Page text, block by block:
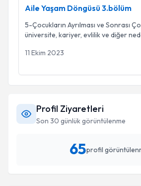
Aile Yaşam Döngüsü 3.bölüm
5-Çocukların Ayrılması ve Sonrası Çocukların
üniversite, kariyer, evlilik ve
11 Ekim 2023
Profil Ziyaretleri
Son 30 günlük görüntülenme
65profil